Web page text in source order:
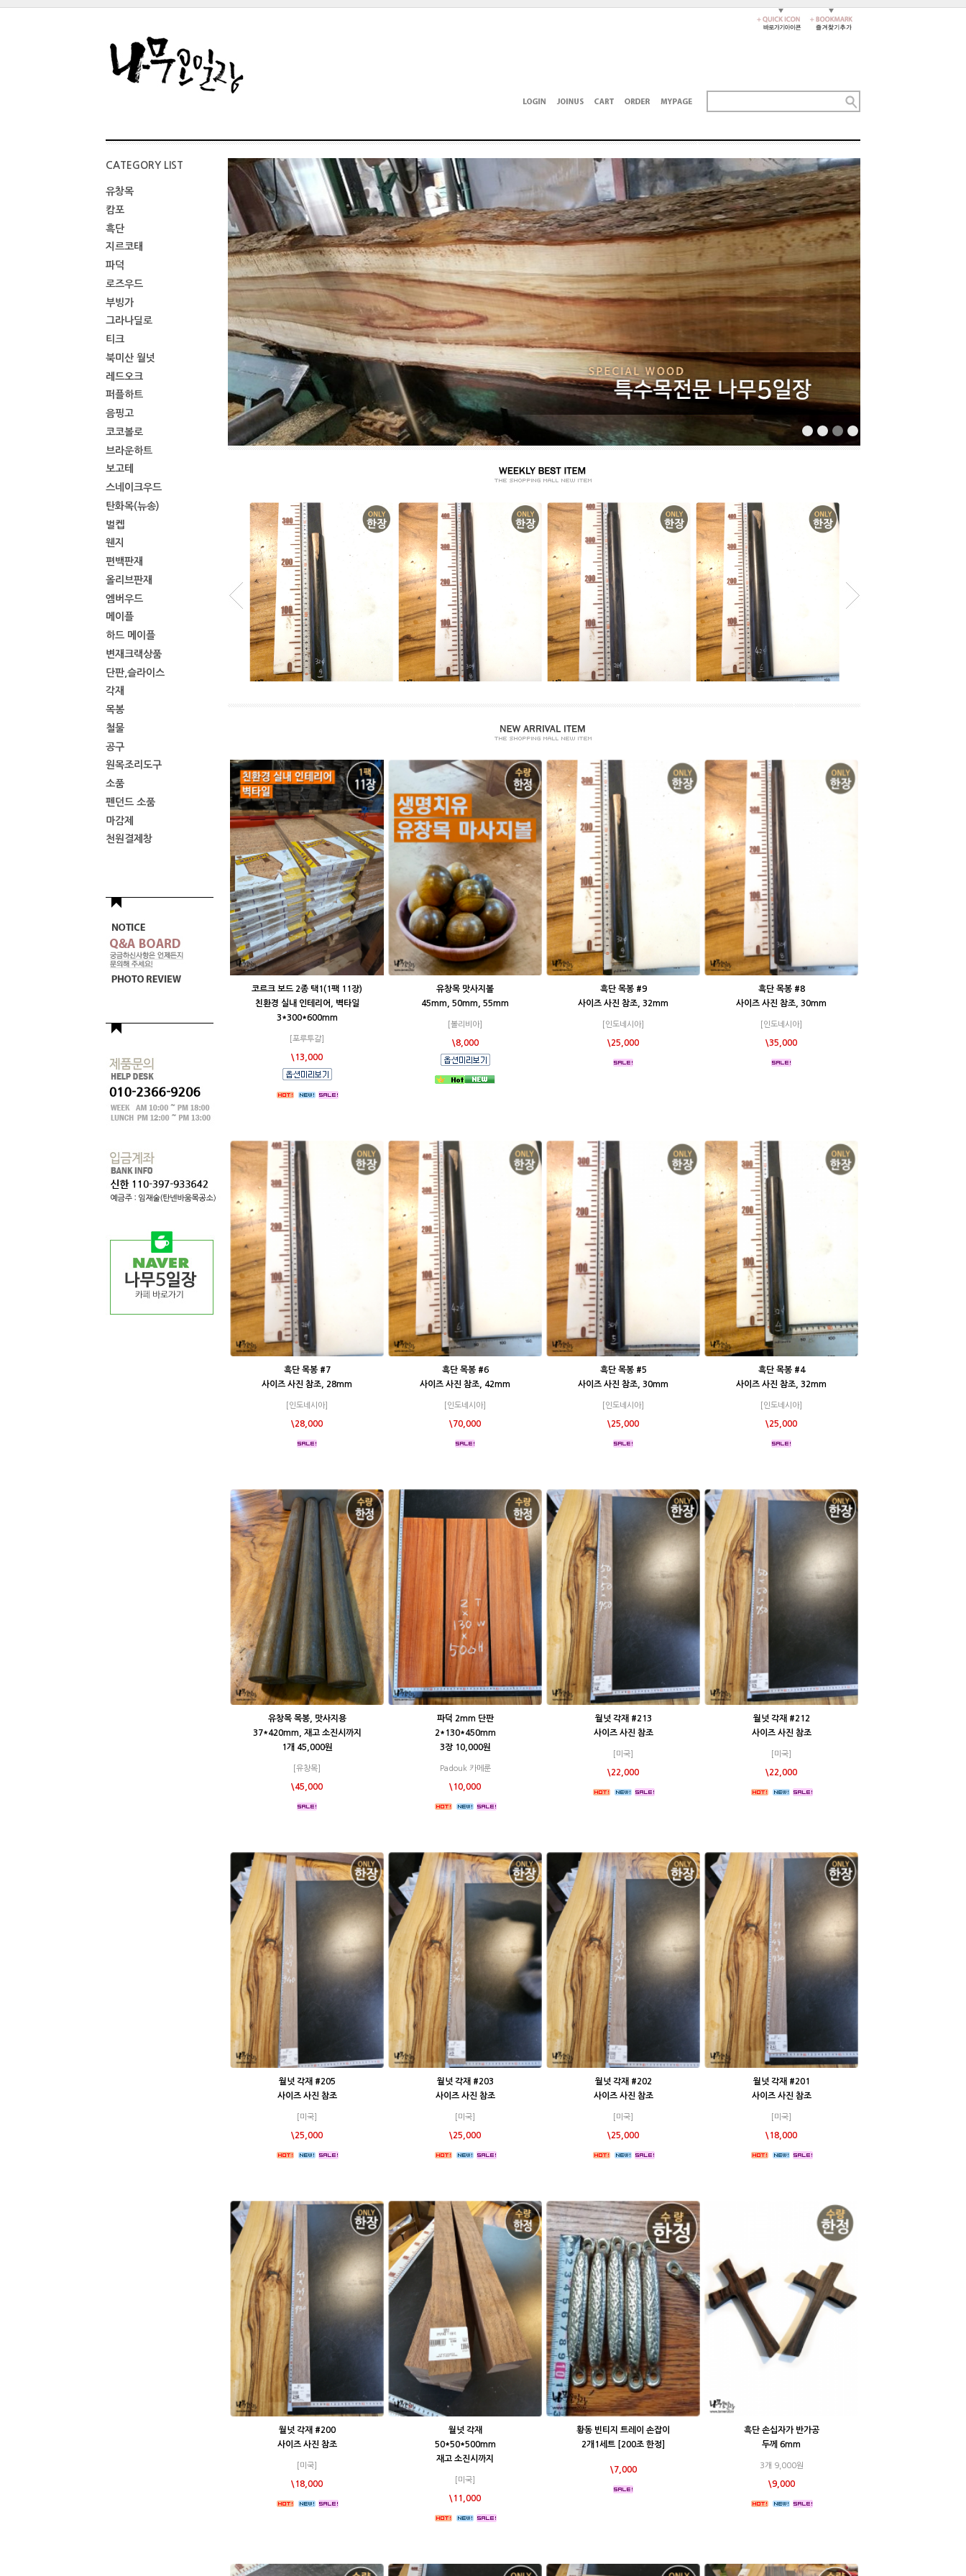
CATEGORY LIST
유창목
캄포
흑단
지르코태
파덕
로즈우드
부빙가
그라나딜로
티크
북미산 월넛
레드오크
퍼플하트
음핑고
코코볼로
브라운하트
보고테
스네이크우드
탄화목(뉴송)
벌켑
웬지
편백판재
올리브판재
엠버우드
메이플
하드 메이플
변재크랙상품
단판,슬라이스
각재
목봉
철물
공구
원목조리도구
소품
펜던드 소품
마감제
천원결제창
코르크 보드 2종 택1(1팩 11장)
친환경 실내 인테리어, 벽타일
3*300*600mm
[포루투갈]
\13,000
유창목 맛사지볼
45mm, 50mm, 55mm
[볼리비아]
\8,000
흑단 목봉 #9
사이즈 사진 참조, 32mm
[인도네시아]
\25,000
흑단 목봉 #8
사이즈 사진 참조, 30mm
[인도네시아]
\35,000
흑단 목봉 #7
사이즈 사진 참조, 28mm
[인도네시아]
\28,000
흑단 목봉 #6
사이즈 사진 참조, 42mm
[인도네시아]
\70,000
흑단 목봉 #5
사이즈 사진 참조, 30mm
[인도네시아]
\25,000
흑단 목봉 #4
사이즈 사진 참조, 32mm
[인도네시아]
\25,000
유창목 목봉, 맛사지용
37*420mm, 재고 소진시까지
1개 45,000원
[유창목]
\45,000
파덕 2mm 단판
2*130*450mm
3장 10,000원
Padouk 카메룬
\10,000
월넛 각재 #213
사이즈 사진 참조
[미국]
\22,000
월넛 각재 #212
사이즈 사진 참조
[미국]
\22,000
월넛 각재 #205
사이즈 사진 참조
[미국]
\25,000
월넛 각재 #203
사이즈 사진 참조
[미국]
\25,000
월넛 각재 #202
사이즈 사진 참조
[미국]
\25,000
월넛 각재 #201
사이즈 사진 참조
[미국]
\18,000
월넛 각재 #200
사이즈 사진 참조
[미국]
\18,000
월넛 각재
50*50*500mm
재고 소진시까지
[미국]
\11,000
황동 빈티지 트레이 손잡이
2개1세트 [200조 한정]
\7,000
흑단 손십자가 반가공
두께 6mm
3개 9,000원
\9,000